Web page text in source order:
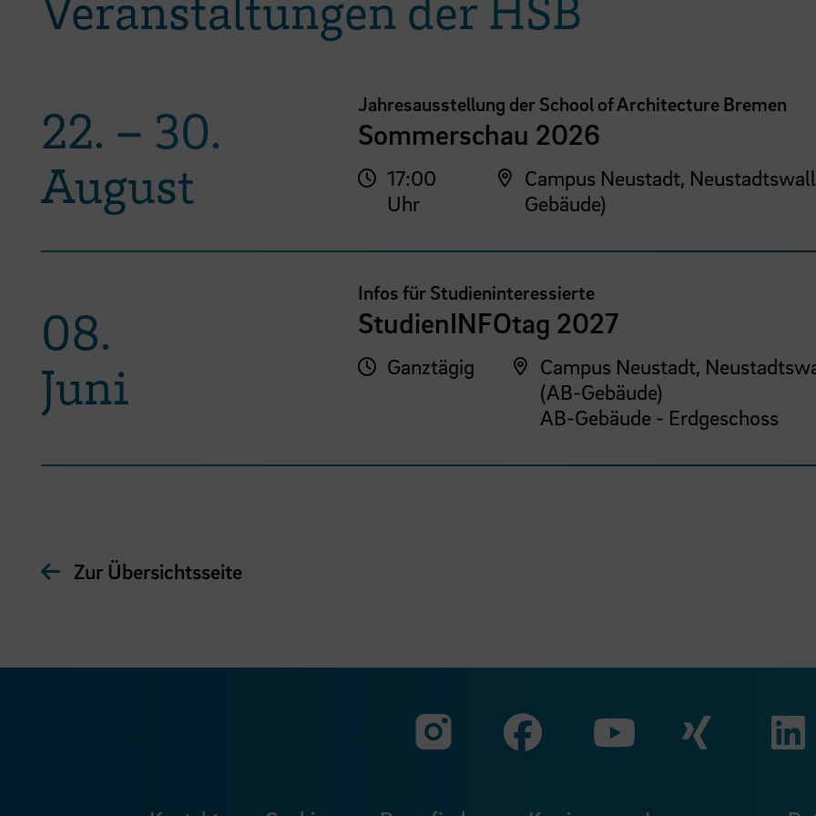
22. – 30.
August
Jahresausstellung der School of Architecture Bremen
Sommerschau 2026
17:00
Uhr
Campus Neustadt,
Gebäude)
08.
Juni
Infos für Studieninteressierte
StudienINFOtag 2027
Ganztägig
Campus Neustadt,
(AB-Gebäude)
AB-Gebäude - Erdgeschoss
Zur Übersichtsseite
Zu unserer Zu